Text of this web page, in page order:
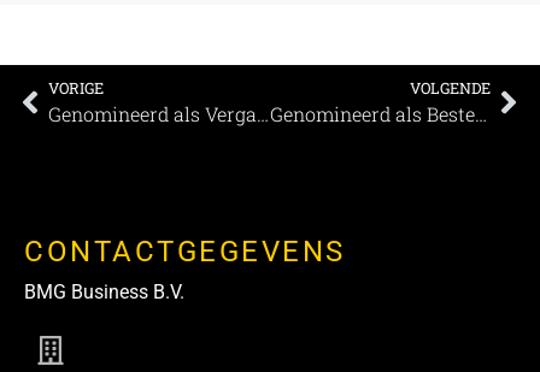
VORIGE
Genomineerd als Vergaderlocatie van het Jaar: Thialf !
VOLGENDE
Genomineerd als Beste Evenementenlocatie: De Zuiderkerk
CONTACTGEGEVENS
BMG Business B.V.